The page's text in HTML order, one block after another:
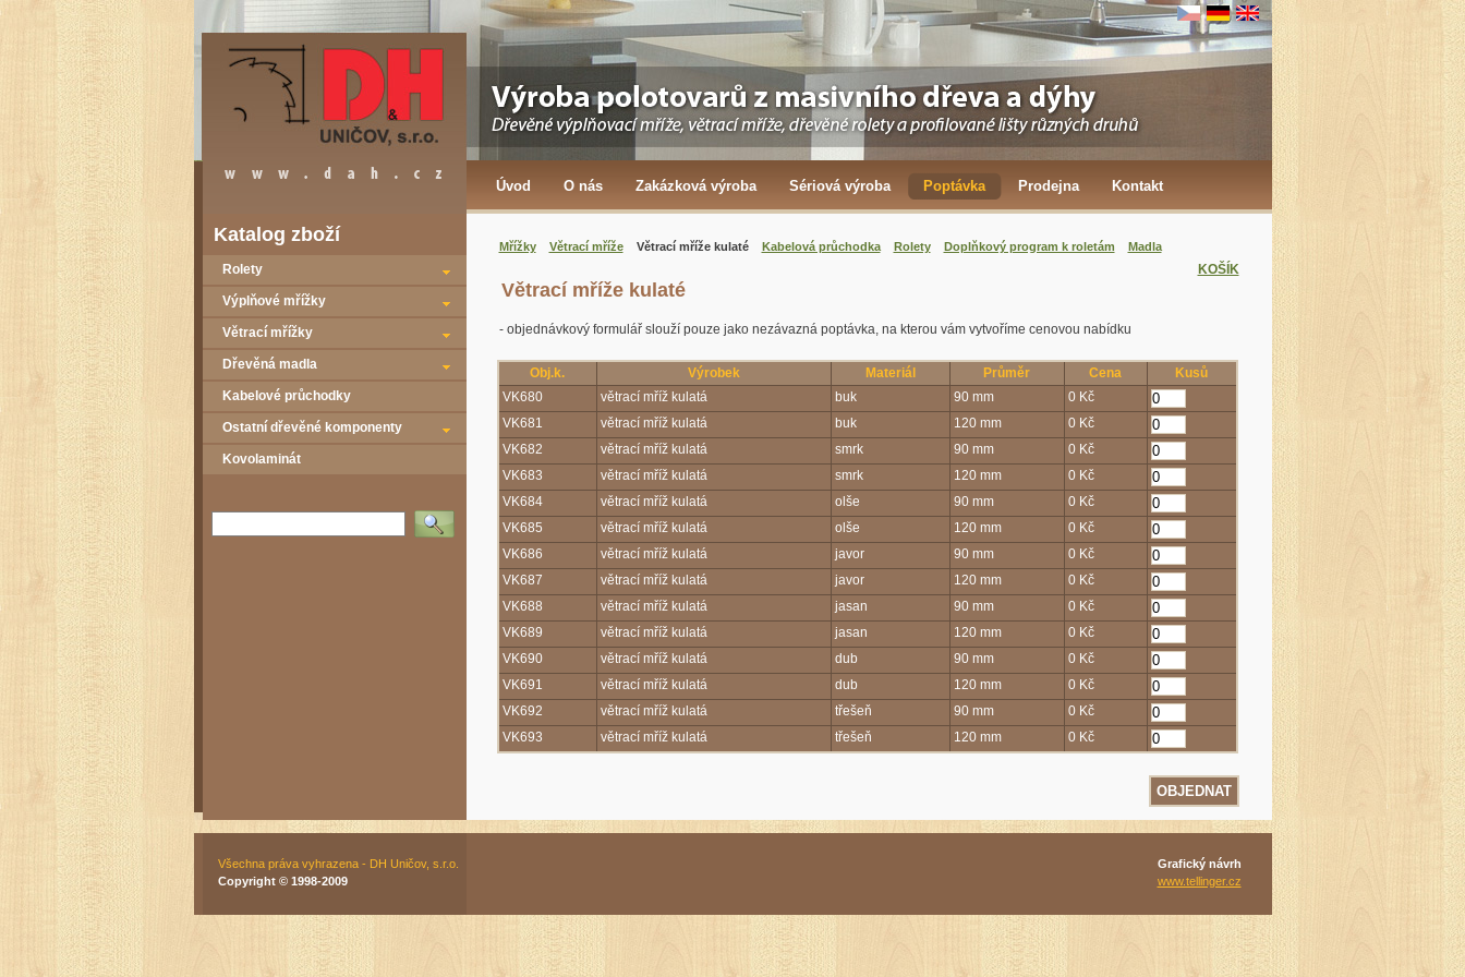
Úvod O nás Zakázková výroba Sériová výroba Poptávka Prodejna Kontakt
Katalog zboží
Rolety
Výplňové mřížky
Větrací mřížky
Dřevěná madla
Kabelové průchodky
Ostatní dřevěné komponenty
Kovolaminát
Vyhledat
Mřížky Větrací mříže Větrací mříže kulaté Kabelová průchodka Rolety Doplňkový program k roletám Madla
KOŠÍK
Větrací mříže kulaté
- objednávkový formulář slouží pouze jako nezávazná poptávka, na kterou vám vytvoříme cenovou nabídku
Obj.k. Výrobek Materiál Průměr Cena
Kusů
VK680
větrací mříž kulatá buk 90 mm
0 Kč
VK681
větrací mříž kulatá buk 120 mm
0 Kč
VK682
větrací mříž kulatá smrk 90 mm
0 Kč
VK683
větrací mříž kulatá smrk 120 mm
0 Kč
VK684
větrací mříž kulatá olše 90 mm
0 Kč
VK685
větrací mříž kulatá olše 120 mm
0 Kč
VK686
větrací mříž kulatá javor 90 mm
0 Kč
VK687
větrací mříž kulatá javor 120 mm
0 Kč
VK688
větrací mříž kulatá jasan 90 mm
0 Kč
VK689
větrací mříž kulatá jasan 120 mm
0 Kč
VK690
větrací mříž kulatá dub 90 mm
0 Kč
VK691
větrací mříž kulatá dub 120 mm
0 Kč
VK692
větrací mříž kulatá třešeň 90 mm
0 Kč
VK693
větrací mříž kulatá třešeň 120 mm 0 Kč
Všechna práva vyhrazena - DH Uničov, s.r.o.
Copyright © 1998-2009
Grafický návrh
www.tellinger.cz